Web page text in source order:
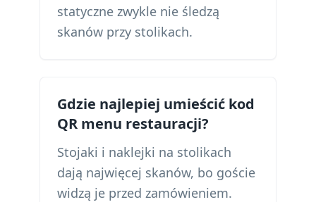
statyczne zwykle nie śledzą
skanów przy stolikach.
Gdzie najlepiej umieścić kod
QR menu restauracji?
Stojaki i naklejki na stolikach
dają najwięcej skanów, bo goście
widzą je przed zamówieniem.